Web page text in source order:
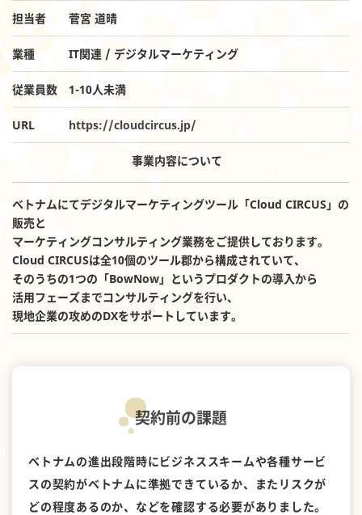
担当者 菅宮 道晴
業種 IT関連 / デジタルマーケティング
従業員数 1-10人未満
URL https://cloudcircus.jp/
事業内容について
ベトナムにてデジタルマーケティングツール「Cloud CIRCUS」の
販売と
マーケティングコンサルティング業務をご提供しております。
Cloud CIRCUSは全10個のツール郡から構成されていて、
そのうちの1つの「BowNow」というプロダクトの導入から
活用フェーズまでコンサルティングを行い、
現地企業の攻めのDXをサポートしています。
契約前の課題
ベトナムの進出段階時にビジネススキームや各種サービ
スの契約がベトナムに準拠できているか、またリスクが
どの程度あるのか、などを確認する必要がありました。